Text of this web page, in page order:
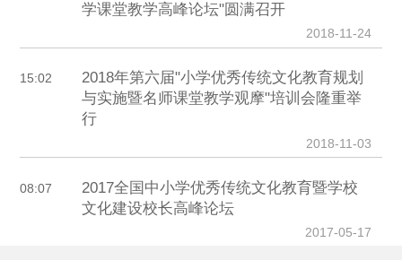
学课堂教学高峰论坛"圆满召开
2018-11-24
15:02
2018年第六届"小学优秀传统文化教育规划
与实施暨名师课堂教学观摩"培训会隆重举
行
2018-11-03
08:07
2017全国中小学优秀传统文化教育暨学校
文化建设校长高峰论坛
2017-05-17